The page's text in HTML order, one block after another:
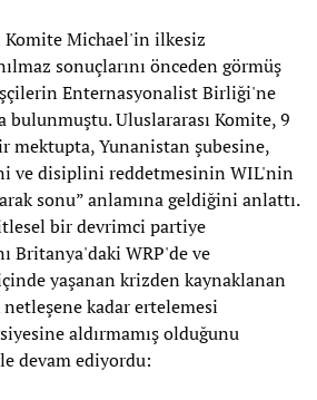
Komite Michael'in ilkesiz
sonuçlarını önceden görmüş
Enternasyonalist Birliği'ne
bulunmuştu. Uluslararası Komite, 9
mektupta, Yunanistan şubesine,
ve disiplini reddetmesinin WIL'nin
sonu” anlamına geldiğini anlattı.
bir devrimci partiye
Britanya'daki WRP'de ve
yaşanan krizden kaynaklanan
kadar ertelemesi
aldırmamış olduğunu
devam ediyordu: